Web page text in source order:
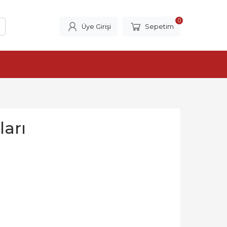
Üye Girişi Sepetim
0